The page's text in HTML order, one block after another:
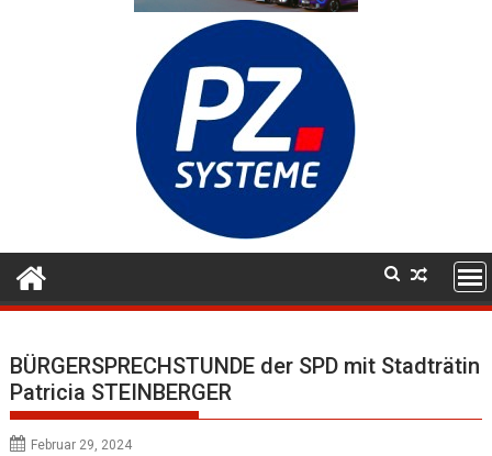
BÜRGERSPRECHSTUNDE der SPD mit Stadträtin
Patricia STEINBERGER
Februar 29, 2024